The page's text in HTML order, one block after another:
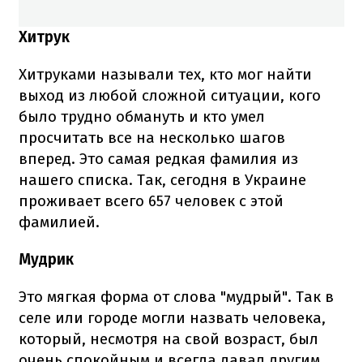
Хитрук
Хитруками называли тех, кто мог найти
выход из любой сложной ситуации, кого
было трудно обмануть и кто умел
просчитать все на несколько шагов
вперед. Это самая редкая фамилия из
нашего списка. Так, сегодня в Украине
проживает всего 657 человек с этой
фамилией.
Мудрик
Это мягкая форма от слова "мудрый". Так в
селе или городе могли назвать человека,
который, несмотря на свой возраст, был